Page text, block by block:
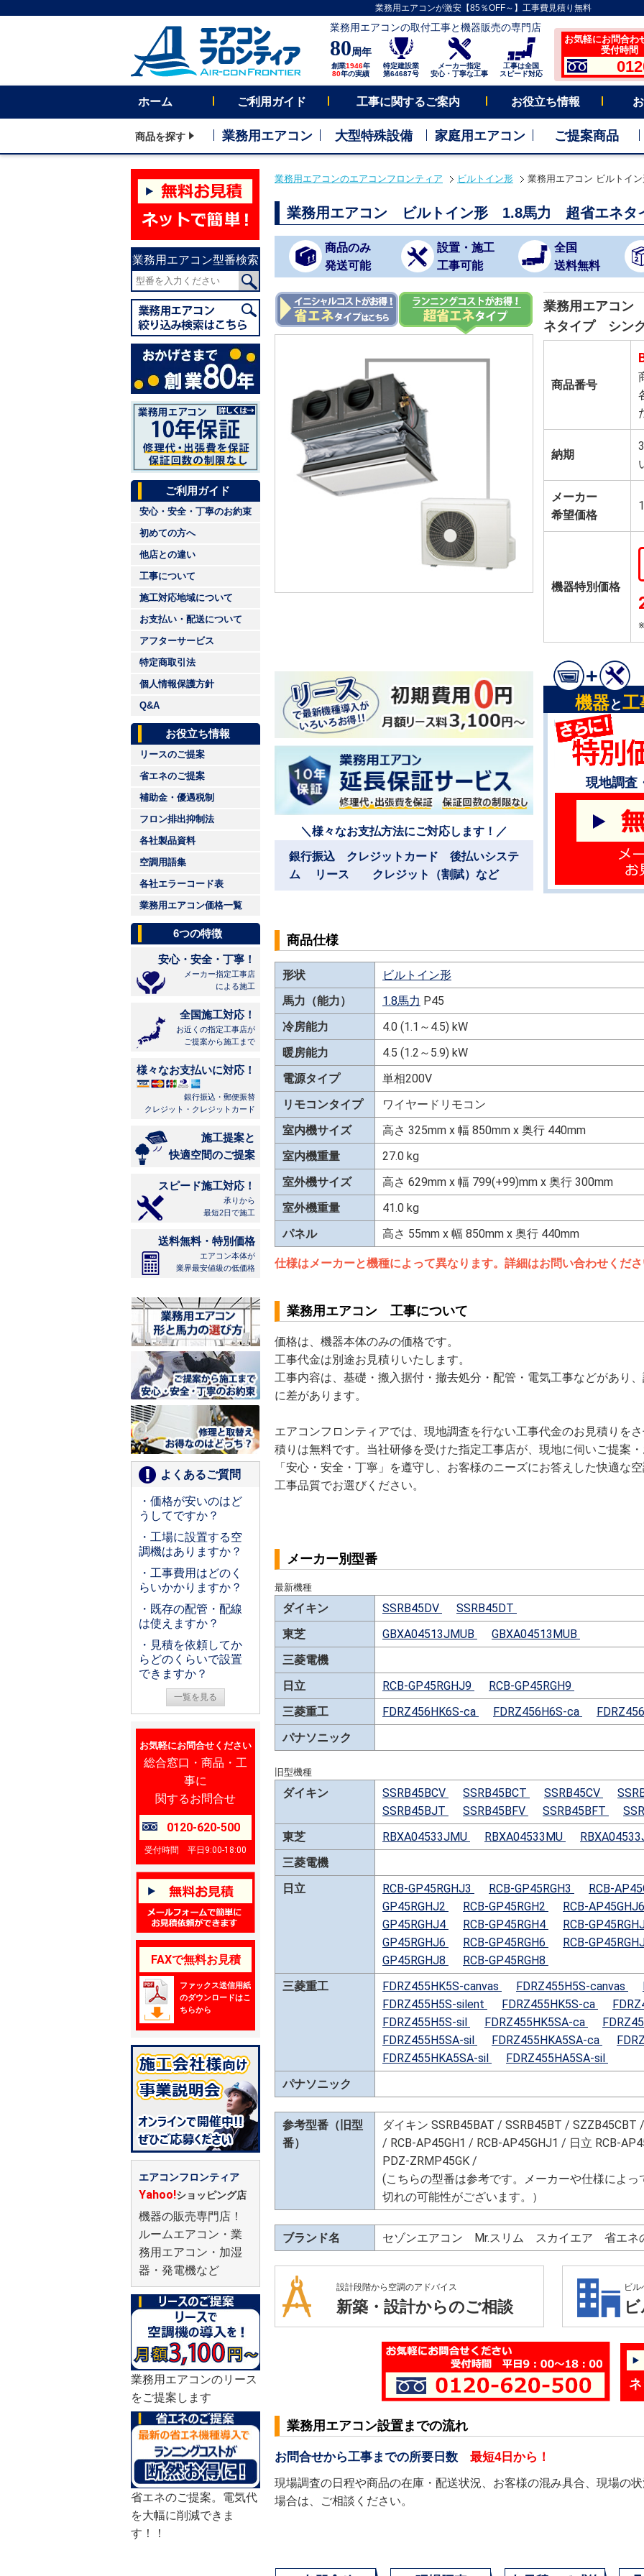
業務用エアコンが激安【85％OFF～】工事費見積り無料
業務用エアコンの取付工事と機器販売の専門店
80周年
創業1946年
80年の実績
特定建設業
第64687号
メーカー指定
安心・丁寧な工事
工事は全国
スピード対応
お気軽にお問合わ
受付時間
ホーム ご利用ガイド 工事に関するご案内 お役立ち情報
商品を探す 業務用エアコン 大型特殊設備 家庭用エアコン ご提案商品
業務用エアコン型番検索
ご利用ガイド
安心・安全・丁寧のお約束
初めての方へ
他店との違い
工事について
施工対応地域について
お支払い・配送について
アフターサービス
特定商取引法
個人情報保護方針
Q&A
お役立ち情報
リースのご提案
省エネのご提案
補助金・優遇税制
フロン排出抑制法
各社製品資料
空調用語集
各社エラーコード表
業務用エアコン価格一覧
6つの特徴
安心・安全・丁寧！
メーカー指定工事店
による施工
全国施工対応！
お近くの指定工事店が
ご提案から施工まで
様々なお支払いに対応！
銀行振込・郵便振替
クレジット・クレジットカード
施工提案と
快適空間のご提案
スピード施工対応！
承りから
最短2日で施工
送料無料・特別価格
エアコン本体が
業界最安値級の低価格
よくあるご質問
・価格が安いのはど
うしてですか？
・工場に設置する空
調機はありますか？
・工事費用はどのく
らいかかりますか？
・既存の配管・配線
は使えますか？
・見積を依頼してか
らどのくらいで設置
できますか？
一覧を見る
お気軽にお問合せください
総合窓口・商品・工
事に
関するお問合せ
0120-620-500
受付時間 平日9:00-18:00
FAXで無料お見積
ファックス送信用紙
のダウンロードはこ
ちらから
エアコンフロンティア
Yahoo!ショッピング店
機器の販売専門店！
ルームエアコン・業
務用エアコン・加湿
器・発電機など
業務用エアコンのリース
をご提案します
省エネのご提案。電気代
を大幅に削減できま
す！！
業務用エアコンのエアコンフロンティア ビルトイン形 業務用エアコン ビルト
業務用エアコン ビルトイン形 1.8馬力 超省エネタ
商品のみ
発送可能
設置・施工
工事可能
全国
送料無料
業務用エアコ
ネタイプ シン
商品番号
納期
メーカー
希望価格
機器特別価格
＼様々なお支払方法にご対応します！／
銀行振込 クレジットカード 後払いシステ
ム リース クレジット（割賦）など
機器と工
現地調査
商品仕様
形状
ビルトイン形
馬力（能力）
1.8馬力 P45
冷房能力
4.0 (1.1～4.5) kW
暖房能力
4.5 (1.2～5.9) kW
電源タイプ
単相200V
リモコンタイプ
ワイヤードリモコン
室内機サイズ
高さ 325mm x 幅 850mm x 奥行 440mm
室内機重量
27.0 kg
室外機サイズ
高さ 629mm x 幅 799(+99)mm x 奥行 300mm
室外機重量
41.0 kg
パネル
高さ 55mm x 幅 850mm x 奥行 440mm
仕様はメーカーと機種によって異なります。詳細はお問い合わせくだ
業務用エアコン 工事について
価格は、機器本体のみの価格です。
工事代金は別途お見積りいたします。
工事内容は、基礎・搬入据付・撤去処分・配管・電気工事などがあり
に差があります。
エアコンフロンティアでは、現地調査を行ない工事代金のお見積りを
積りは無料です。当社研修を受けた指定工事店が、現地に伺いご提案
「安心・安全・丁寧」を遵守し、お客様のニーズにお答えした快適な
工事品質でお選びください。
メーカー別型番
最新機種
ダイキン SSRB45DV
SSRB45DT
東芝
GBXA04513JMUB
GBXA04513MUB
三菱電機
日立
RCB-GP45RGHJ9
RCB-GP45RGH9
三菱重工
FDRZ456HK6S-ca FDRZ456H6S-ca
パナソニック
旧型機種
ダイキン SSRB45BCV SSRB45BCT SSRB45CV
SSRB45BJT
SSRB45BFV SSRB45BFT
東芝
RBXA04533JMU RBXA04533MU
三菱電機
日立
RCB-GP45RGHJ3 RCB-GP45RGH3
RCB-
GP45RGHJ2
RCB-GP45RGH2
RCB-
GP45RGHJ4
RCB-GP45RGH4
RCB-
GP45RGHJ6
RCB-GP45RGH6
RCB-
GP45RGHJ8
RCB-GP45RGH8
三菱重工
FDRZ455HK5S-canvas FDRZ455H5S-canvas
FDRZ455H5S-silent
FDRZ455HK5S-ca
FDRZ455H5S-sil
FDRZ455HK5SA-ca
FDRZ455H5SA-sil
FDRZ455HKA5SA-ca
FDRZ455HKA5SA-sil
FDRZ455HA5SA-sil
パナソニック
参考型番（旧型
番）
ダイキン SSRB45BAT / SSRB45BT / SZZB45CBT
/ RCB-AP45GH1 / RCB-AP45GHJ1 / 日立 RCB-
PDZ-ZRMP45GK /
(こちらの型番は参考です。メーカーや仕様によ
切れの可能性がございます。）
ブランド名 セゾンエアコン Mr.スリム スカイエア 省エ
設計段階から空調のアドバイス
新築・設計からのご相談
ビ
業務用エアコン設置までの流れ
お問合せから工事までの所要日数 最短4日から！
現場調査の日程や商品の在庫・配送状況、お客様の混み具合、現場の
場合は、ご相談ください。